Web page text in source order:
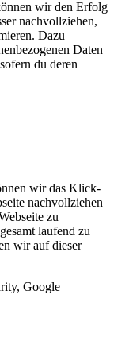
wir den Erfolg
nachvollziehen,
Dazu
Daten
du deren
wir das Klick-
nachvollziehen
zu
laufend zu
wir auf dieser
Google